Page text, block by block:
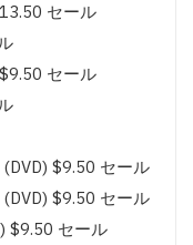
セール
セール
$9.50 セール
$9.50 セール
$9.50 セール